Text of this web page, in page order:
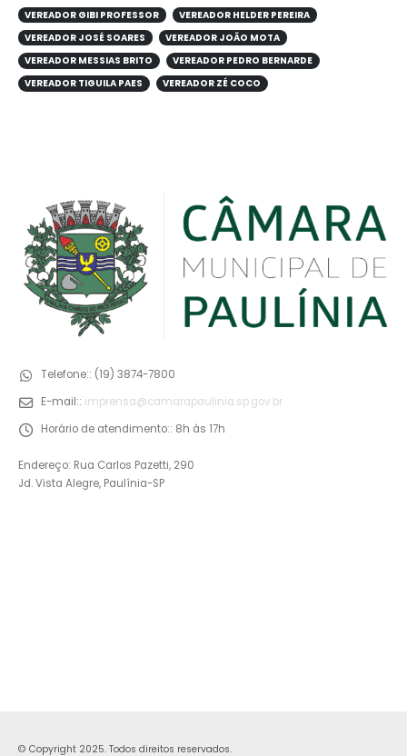
VEREADOR GIBI PROFESSOR
VEREADOR HELDER PEREIRA
VEREADOR JOSÉ SOARES
VEREADOR JOÃO MOTA
VEREADOR MESSIAS BRITO
VEREADOR PEDRO BERNARDE
VEREADOR TIGUILA PAES
VEREADOR ZÉ COCO
Telefone:: (19) 3874-7800
E-mail:: imprensa@camarapaulinia.sp.gov.br
Horário de atendimento:: 8h às 17h
Endereço: Rua Carlos Pazetti, 290
Jd. Vista Alegre, Paulínia-SP
© Copyright 2025. Todos direitos reservados.